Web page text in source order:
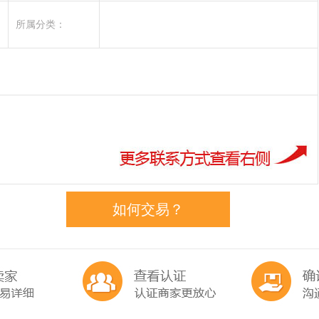
所属分类：
如何交易？